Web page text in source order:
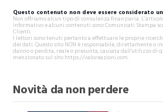
Questo contenuto non deve essere considerato
Non offriamo alcun tipo di consulenza finanziaria.
informativo e alcuni contenuti sono Comunicati Stampa
Clienti.
I lettori sono tenuti pertanto a effettuare le proprie
dei dati. Questo sito NON è responsabile, direttamente o
danno o perdita, reale o presunta, causata dall'utilizzo di
menzionato sul sito https://valoreazioni.com.
Novità da non perdere